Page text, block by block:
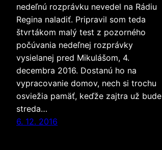
nedeľnú rozprávku nevedel na Rádiu
Regina naladiť. Pripravil som teda
štvrtákom malý test z pozorného
počúvania nedeľnej rozprávky
vysielanej pred Mikulášom, 4.
decembra 2016. Dostanú ho na
vypracovanie domov, nech si trochu
osviežia pamäť, keďže zajtra už bude
streda…
6. 12. 2016